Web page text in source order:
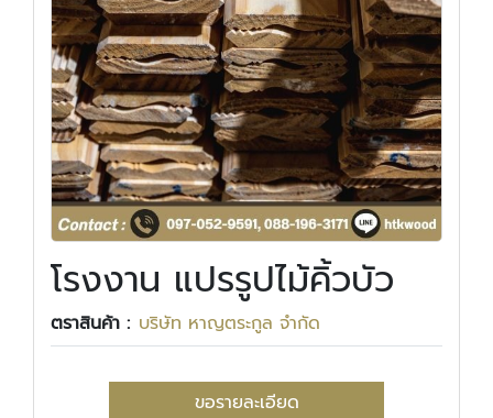
โรงงาน แปรรูปไม้คิ้วบัว
ตราสินค้า : บริษัท หาญตระกูล จำกัด
ขอรายละเอียด